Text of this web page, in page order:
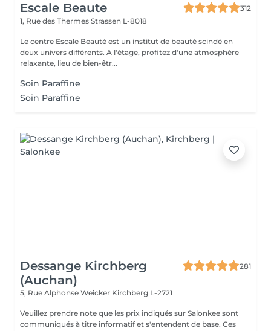
Escale Beaute
312
1, Rue des Thermes Strassen L-8018
Le centre Escale Beauté est un institut de beauté scindé en
deux univers différents. A l'étage, profitez d'une atmosphère
relaxante, lieu de bien-êtr...
Soin Paraffine
Soin Paraffine
Dessange Kirchberg
(Auchan)
281
5, Rue Alphonse Weicker Kirchberg L-2721
Veuillez prendre note que les prix indiqués sur Salonkee sont
communiqués à titre informatif et s'entendent de base. Ces